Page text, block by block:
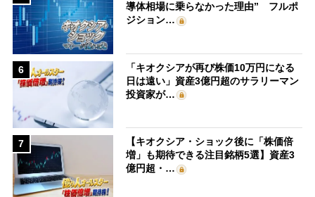
導体相場に乗らなかった理由” フルポ
ジション…
6
「キオクシアが再び株価10万円になる
日は遠い」資産3億円超のサラリーマン
投資家が…
7
【キオクシア・ショック後に「株価倍
増」も期待できる注目銘柄5選】資産3
億円超・…